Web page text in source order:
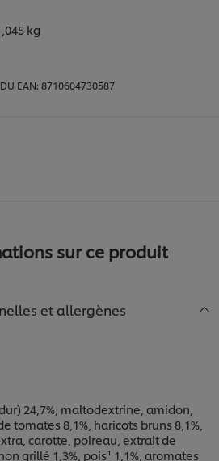
kg
DU EAN: 8710604730587
sur ce produit
et allergènes
24,7%, maltodextrine, amidon,
tomates 8,1%, haricots bruns 8,1%,
carotte, poireau, extrait de
grillé 1,3%, pois¹ 1,1%, aromates